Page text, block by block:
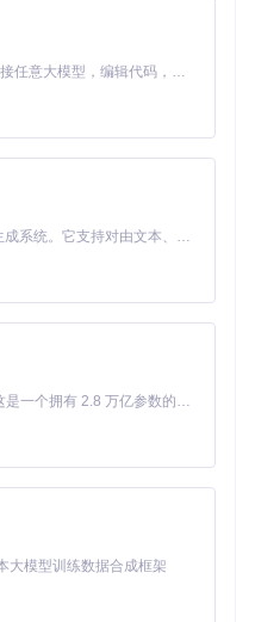
操作界面，降低使用门槛
org/openpnp/vision/pipel
验室到生产线的蜕变
广泛。我曾帮助一家小型
OpenPnP自动化生产，三
子课程的实践教学
定制化电路板
传感器
Claude Code 的开源替代方案。连接任意大模型，编辑代码，运行命令，自动验证 — 全自动执行。用 Rust 构建，极致性能。 ｜ An open-source alternative to Claude Code. Connect any LLM, edit code, run commands, and verify changes — autonomously. Built in Rust for speed. Get Started
MiniMax H3 是一个通用的全模态生成系统。它支持对由文本、图像、视频和音频组成的多模态上下文进行统一理解，并能生成分辨率高达 2K、时长可达 15 秒的带原生立体声音频的视频。得益于面向任务泛化的系统设计，H3 在预训练阶段就已具备广泛的多模态上下文理解与生成能力，能够出色地执行复杂的多模态指令。
Kimi K3 是Kimi能力最强的模型：这是一个拥有 2.8 万亿参数的混合专家（MoE）模型，具备原生视觉理解能力，并支持 100 万 token 的上下文窗口。
大模型训练数据合成框架